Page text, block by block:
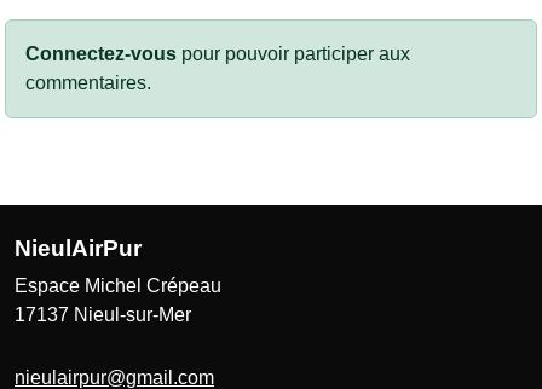
Connectez-vous pour pouvoir participer aux
commentaires.
NieulAirPur
Espace Michel Crépeau
17137 Nieul-sur-Mer
nieulairpur@gmail.com